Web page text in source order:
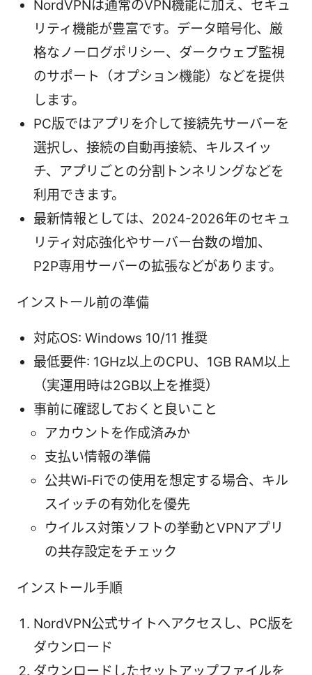
NordVPNは通常のVPN機能に加え、セキュ
リティ機能が豊富です。データ暗号化、厳
格なノーログポリシー、ダークウェブ監視
のサポート（オプション機能）などを提供
します。
PC版ではアプリを介して接続先サーバーを
選択し、接続の自動再接続、キルスイッ
チ、アプリごとの分割トンネリングなどを
利用できます。
最新情報としては、2024-2026年のセキュ
リティ対応強化やサーバー台数の増加、
P2P専用サーバーの拡張などがあります。
インストール前の準備
対応OS: Windows 10/11 推奨
最低要件: 1GHz以上のCPU、1GB RAM以上
（実運用時は2GB以上を推奨）
事前に確認しておくと良いこと
アカウントを作成済みか
支払い情報の準備
公共Wi‑Fiでの使用を想定する場合、キル
スイッチの有効化を優先
ウイルス対策ソフトの挙動とVPNアプリ
の共存設定をチェック
インストール手順
NordVPN公式サイトへアクセスし、PC版を
ダウンロード
ダウンロードしたセットアップファイルを